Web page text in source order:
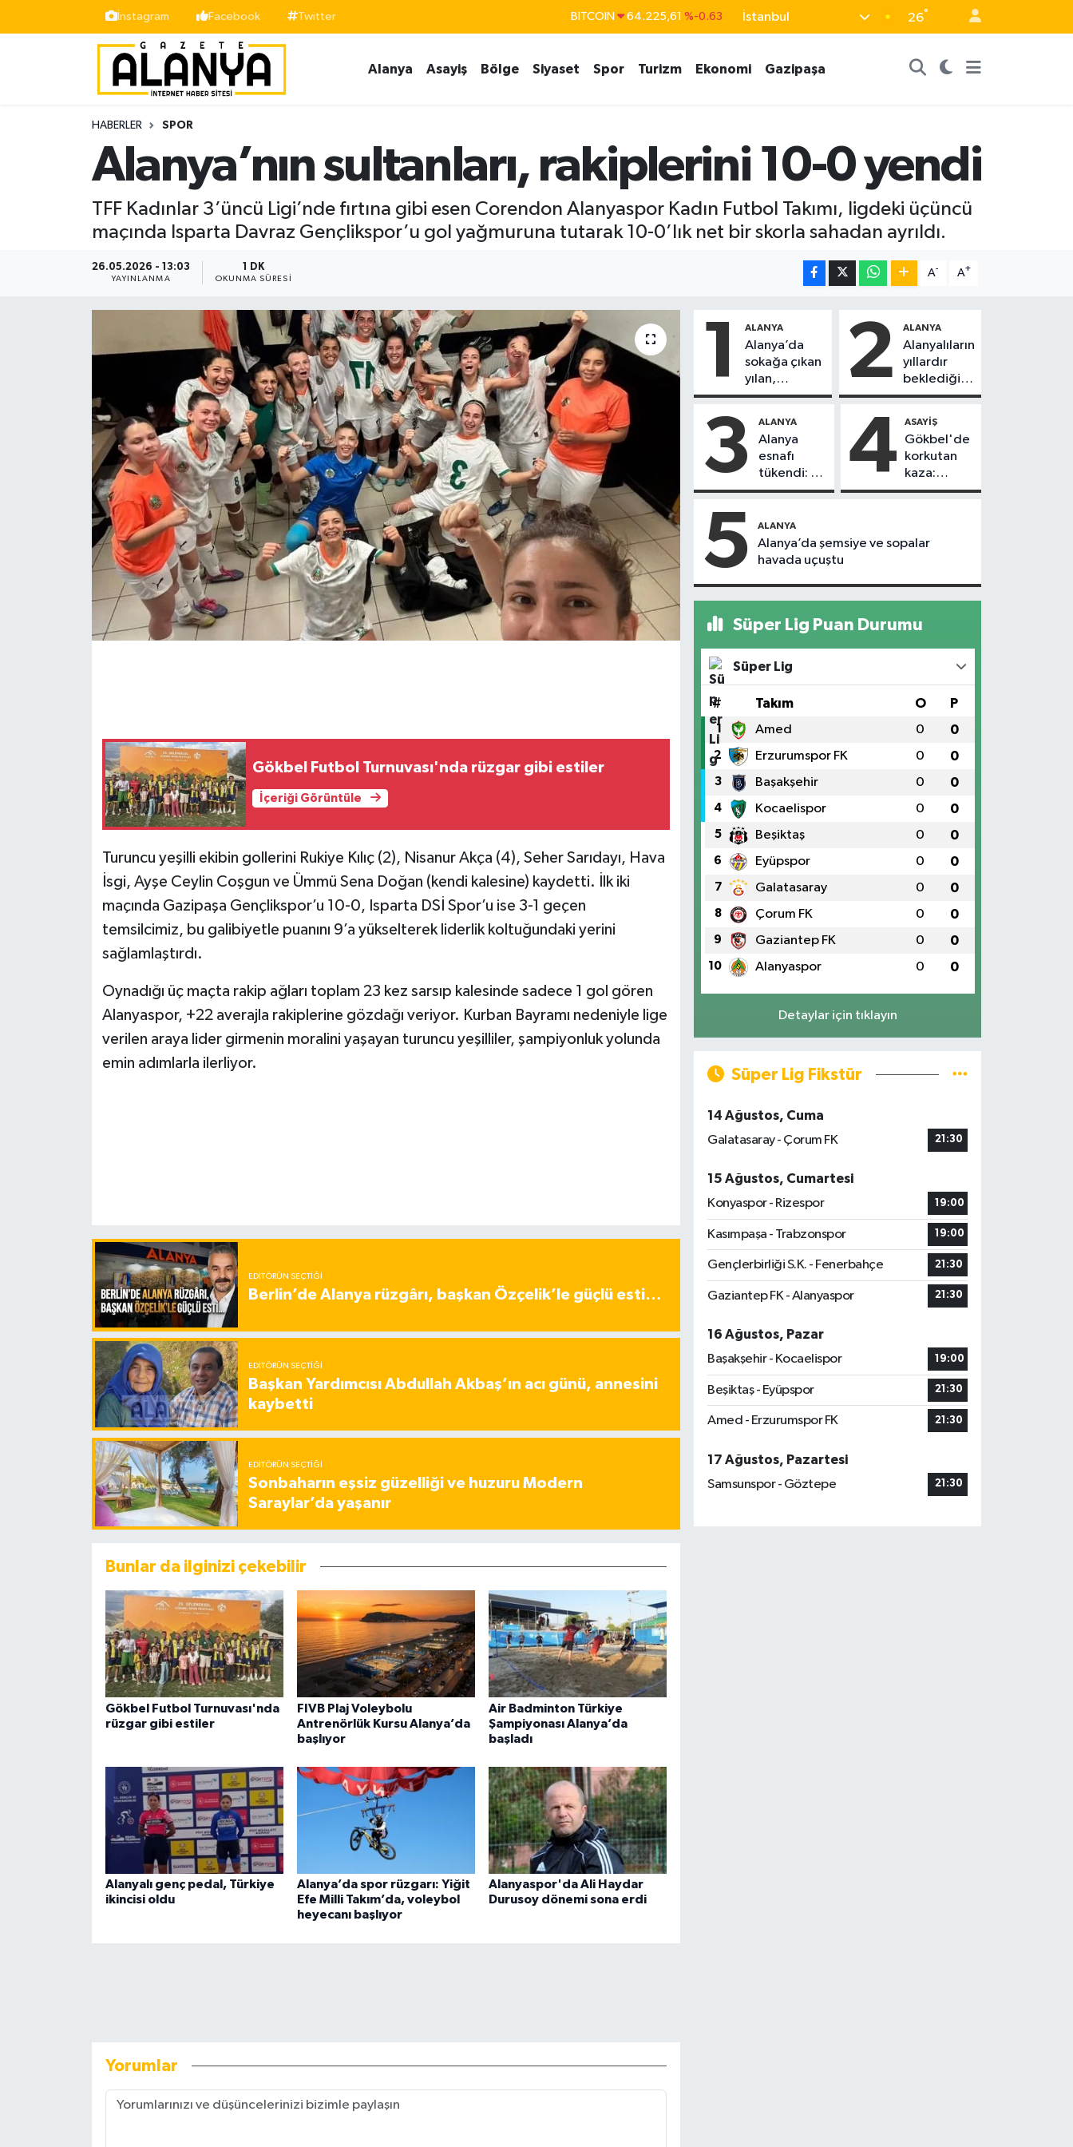
İnstagram Facebook Twitter BITCOIN 64.225,61 %-0.63
EURO 55,0317 %-0.02
BİST100 13.799 %70
İstanbul 26°
Alanya Asayiş Bölge Siyaset Spor Turizm Ekonomi Gazipaşa
HABERLER SPOR
Alanya’nın sultanları, rakiplerini 10-0 yendi
TFF Kadınlar 3’üncü Ligi’nde fırtına gibi esen Corendon Alanyaspor Kadın Futbol Takımı, ligdeki üçüncü
maçında Isparta Davraz Gençlikspor’u gol yağmuruna tutarak 10-0’lık net bir skorla sahadan ayrıldı.
26.05.2026 - 13:03
YAYINLANMA
1 DK
OKUNMA SÜRESI
A- A+
Gökbel Futbol Turnuvası'nda rüzgar gibi estiler
İçeriği Görüntüle
Turuncu yeşilli ekibin gollerini Rukiye Kılıç (2), Nisanur Akça (4), Seher Sarıdayı, Hava
İsgi, Ayşe Ceylin Coşgun ve Ümmü Sena Doğan (kendi kalesine) kaydetti. İlk iki
maçında Gazipaşa Gençlikspor’u 10-0, Isparta DSİ Spor’u ise 3-1 geçen
temsilcimiz, bu galibiyetle puanını 9’a yükselterek liderlik koltuğundaki yerini
sağlamlaştırdı.
Oynadığı üç maçta rakip ağları toplam 23 kez sarsıp kalesinde sadece 1 gol gören
Alanyaspor, +22 averajla rakiplerine gözdağı veriyor. Kurban Bayramı nedeniyle lige
verilen araya lider girmenin moralini yaşayan turuncu yeşilliler, şampiyonluk yolunda
emin adımlarla ilerliyor.
EDITÖRÜN SEÇTIĞI
Berlin’de Alanya rüzgârı, başkan Özçelik’le güçlü esti…
EDITÖRÜN SEÇTIĞI
Başkan Yardımcısı Abdullah Akbaş’ın acı günü, annesini
kaybetti
EDITÖRÜN SEÇTIĞI
Sonbaharın eşsiz güzelliği ve huzuru Modern
Saraylar’da yaşanır
Bunlar da ilginizi çekebilir
Gökbel Futbol Turnuvası'nda
rüzgar gibi estiler
FIVB Plaj Voleybolu
Antrenörlük Kursu Alanya’da
başlıyor
Air Badminton Türkiye
Şampiyonası Alanya’da
başladı
Alanyalı genç pedal, Türkiye
ikincisi oldu
Alanya’da spor rüzgarı: Yiğit
Efe Milli Takım’da, voleybol
heyecanı başlıyor
Alanyaspor'da Ali Haydar
Durusoy dönemi sona erdi
Yorumlar
1 ALANYA
Alanya’da
sokağa çıkan
yılan,
vatandaşı
2 ALANYA
Alanyalıların
yıllardır
beklediği
yol askıdan
3 ALANYA
Alanya
esnafı
tükendi: 1
ayda 150
kapandı
4 ASAYIŞ
Gökbel'de
korkutan
kaza:
Başkanın
çarptı
5 ALANYA
Alanya’da şemsiye ve sopalar
havada uçuştu
Süper Lig Puan Durumu
Süper Lig
# Takım O P
1 Amed 0 0
2 Erzurumspor FK 0 0
3 Başakşehir 0 0
4 Kocaelispor 0 0
5 Beşiktaş 0 0
6 Eyüpspor 0 0
7 Galatasaray 0 0
8 Çorum FK 0 0
9 Gaziantep FK 0 0
10 Alanyaspor 0 0
Detaylar için tıklayın
Süper Lig Fikstür
14 Ağustos, Cuma
Galatasaray - Çorum FK
21:30
15 Ağustos, Cumartesi
Konyaspor - Rizespor
19:00
Kasımpaşa - Trabzonspor 19:00
Gençlerbirliği S.K. - Fenerbahçe 21:30
Gaziantep FK - Alanyaspor 21:30
16 Ağustos, Pazar
Başakşehir - Kocaelispor
19:00
Beşiktaş - Eyüpspor 21:30
Amed - Erzurumspor FK 21:30
17 Ağustos, Pazartesi
Samsunspor - Göztepe
21:30
Siyaset
İstanbul Nöbetçi Eczaneler
İstanbul Hava Durumu
Süper Lig Puan Durumu ve Fikstür
Son Dakika Haberleri